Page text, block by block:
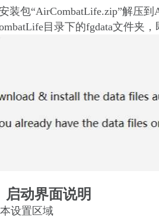
装包“AirCombatLife.zip”解压到
目录下的fgdata文件夹，
启动界面说明
设置区域